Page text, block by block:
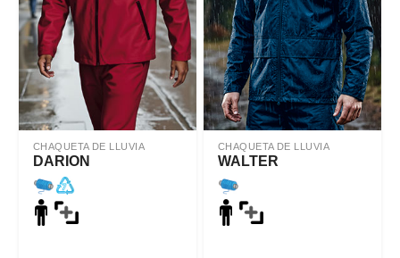
CHAQUETA DE LLUVIA
DARION
CHAQUETA DE LLUVIA
WALTER